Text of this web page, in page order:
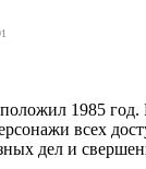
1985
всех
дел и